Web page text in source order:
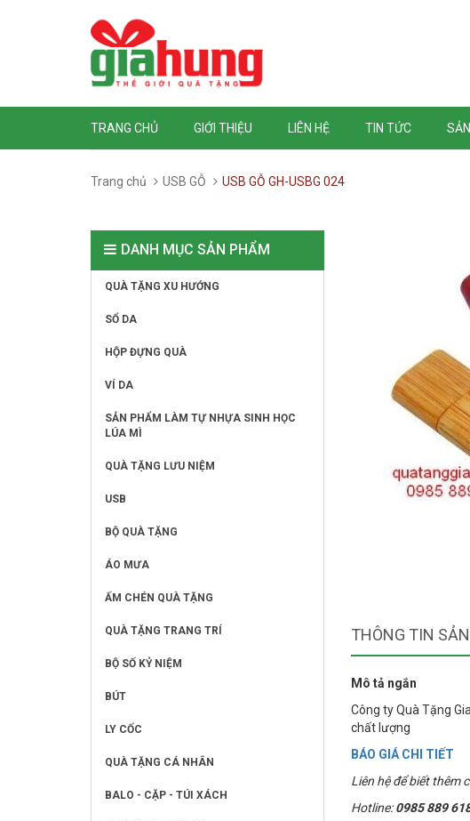
TRANG CHỦ GIỚI THIỆU LIÊN HỆ TIN TỨC
Trang chủ USB GỖ USB GỖ GH-USBG 024
THÔNG TIN
Mô tả ngắn
Công ty Quà Tặng
chất lượng
BÁO GIÁ CHI TIẾT
Liên hệ để biết thêm
Hotline: 0985 889
DANH MỤC SẢN PHẨM
QUÀ TẶNG XU HƯỚNG
SỔ DA
HỘP ĐỰNG QUÀ
VÍ DA
SẢN PHẨM LÀM TỰ NHỰA SINH HỌC
LÚA MÌ
QUÀ TẶNG LƯU NIỆM
USB
BỘ QUÀ TẶNG
ÁO MƯA
ẤM CHÉN QUÀ TẶNG
QUÀ TẶNG TRANG TRÍ
BỘ SỐ KỶ NIỆM
BÚT
LY CỐC
QUÀ TẶNG CÁ NHÂN
BALO - CẶP - TÚI XÁCH